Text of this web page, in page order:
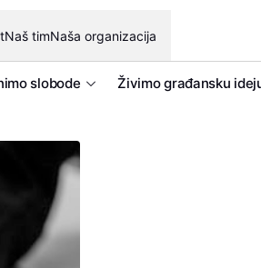
Naš timNaša organizacija
slobode Živimo građansku